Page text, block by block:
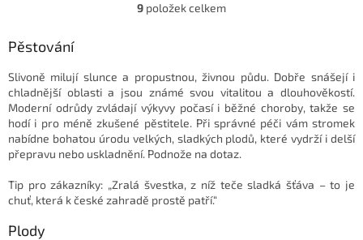
O
d
a
c
í
p
r
k
y
9 položek celkem
Pěstování
Slivoně milují slunce a propustnou, živnou půdu. Dobře snášejí i
chladnější oblasti a jsou známé svou vitalitou a dlouhověkostí.
Moderní odrůdy zvládají výkyvy počasí i běžné choroby, takže se
hodí i pro méně zkušené pěstitele. Při správné péči vám stromek
nabídne bohatou úrodu velkých, sladkých plodů, které vydrží i delší
přepravu nebo uskladnění. Podnože na dotaz.
Tip pro zákazníky: „Zralá švestka, z níž teče sladká šťáva – to je
chuť, která k české zahradě prostě patří.“
Plody